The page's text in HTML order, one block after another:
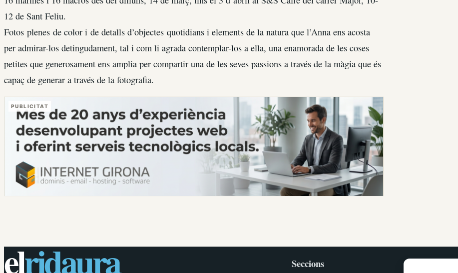
12 de Sant Feliu.
Fotos plenes de color i de detalls d’objectes quotidians i elements de la natura que l’Anna ens acosta
per admirar-los detingudament, tal i com li agrada contemplar-los a ella, una enamorada de les coses
petites que generosament ens amplia per compartir una de les seves passions a través de la màgia que és
capaç de generar a través de la fotografia.
PUBLICITAT
elridaura Seccions